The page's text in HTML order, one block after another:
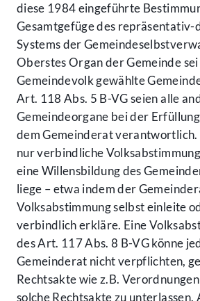
diese 1984 eingeführte
Gesamtgefüge des repräsentativ-
Systems der
Oberstes Organ der Gemeinde
Gemeindevolk gewählte
Art. 118 Abs. 5 B-VG seien alle
Gemeindeorgane bei der
dem Gemeinderat verantwortlich.
nur verbindliche
eine Willensbildung des
liege – etwa indem der
Volksabstimmung selbst einleite
verbindlich erkläre. Eine
des Art. 117 Abs. 8 B-VG könne
Gemeinderat nicht verpflichten,
Rechtsakte wie z.B.
solche Rechtsakte zu unterlassen.